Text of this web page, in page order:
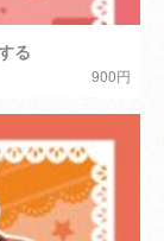
る
900円